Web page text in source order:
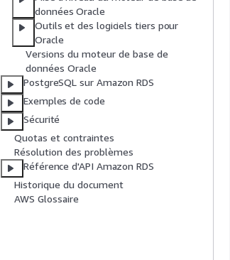
données Oracle
Outils et des logiciels tiers pour
Oracle
Versions du moteur de base de
données Oracle
PostgreSQL sur Amazon RDS
Exemples de code
Sécurité
Quotas et contraintes
Résolution des problèmes
Référence d'API Amazon RDS
Historique du document
AWS Glossaire